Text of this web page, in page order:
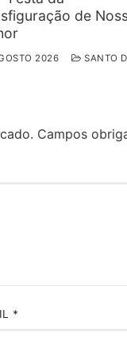
de
2026 SANTO
Campos
*